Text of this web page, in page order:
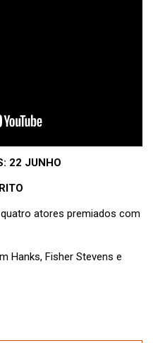
22 JUNHO
quatro atores premiados com
Hanks, Fisher Stevens e